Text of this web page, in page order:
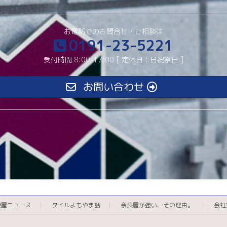
お電話でのお問合せ・ご相談は
0191-23-5221
受付時間 8:00-17:00 [ 定休日：日祝祭日 ]
お問い合わせ
ニュース タイルよもやま話 奈良屋が強い、その理由。 会